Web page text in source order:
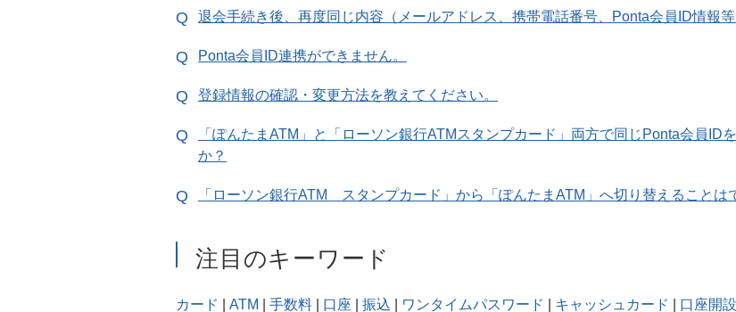
退会手続き後、再度同じ内容（メールアドレス、携帯電話番号、Ponta会員ID情報
Ponta会員ID連携ができません。
登録情報の確認・変更方法を教えてください。
「ぽんたまATM」と「ローソン銀行ATMスタンプカード」両方で同じPonta会員ID
か？
「ローソン銀行ATM スタンプカード」から「ぽんたまATM」へ切り替えることは
注目のキーワード
カード ATM 手数料 口座 振込 ワンタイムパスワード キャッシュカード 口座開設